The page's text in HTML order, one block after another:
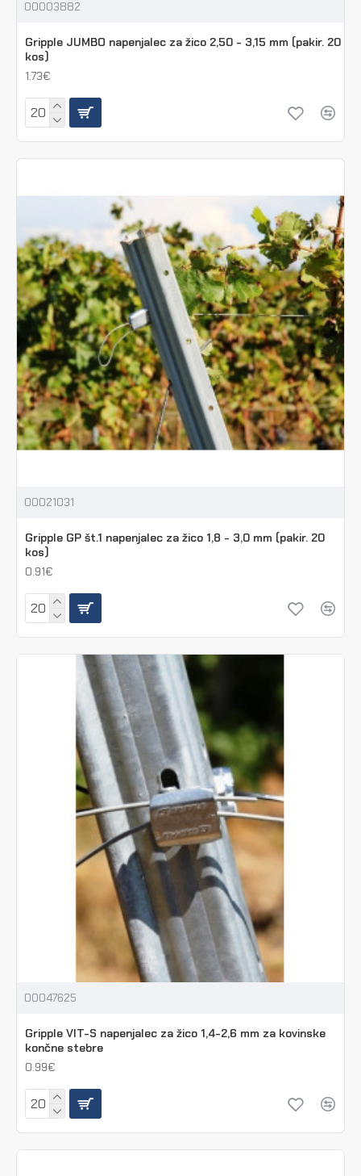
00003882
Gripple JUMBO napenjalec za žico 2,50 - 3,15 mm (pakir. 20
kos)
1.73€
00021031
Gripple GP št.1 napenjalec za žico 1,8 - 3,0 mm (pakir. 20
kos)
0.91€
00047625
Gripple VIT-S napenjalec za žico 1,4-2,6 mm za kovinske
končne stebre
0.99€